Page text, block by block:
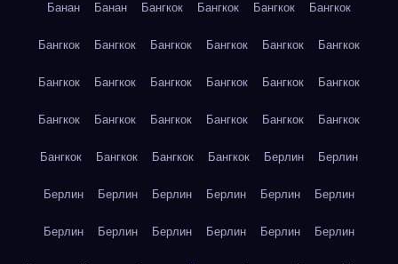
Банан Банан Бангкок Бангкок Бангкок Бангкок
Бангкок Бангкок Бангкок Бангкок Бангкок Бангкок
Бангкок Бангкок Бангкок Бангкок Бангкок Бангкок
Бангкок Бангкок Бангкок Бангкок Бангкок Бангкок
Бангкок Бангкок Бангкок Бангкок Берлин Берлин
Берлин Берлин Берлин Берлин Берлин Берлин
Берлин Берлин Берлин Берлин Берлин Берлин